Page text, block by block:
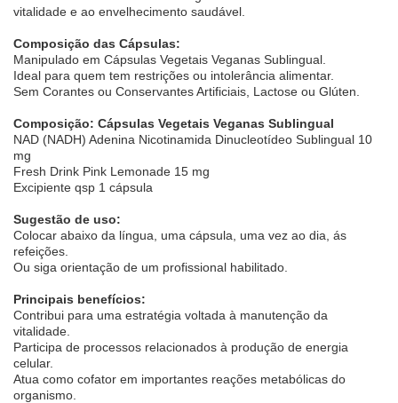
vitalidade e ao envelhecimento saudável.
Composição das Cápsulas:
Manipulado em Cápsulas Vegetais Veganas Sublingual.
Ideal para quem tem restrições ou intolerância alimentar.
Sem Corantes ou Conservantes Artificiais, Lactose ou Glúten.
Composição: Cápsulas Vegetais Veganas Sublingual
NAD (NADH) Adenina Nicotinamida Dinucleotídeo Sublingual 10
mg
Fresh Drink Pink Lemonade 15 mg
Excipiente qsp 1 cápsula
Sugestão de uso:
Colocar abaixo da língua, uma cápsula, uma vez ao dia, ás
refeições.
Ou siga orientação de um profissional habilitado.
Principais benefícios:
Contribui para uma estratégia voltada à manutenção da
vitalidade.
Participa de processos relacionados à produção de energia
celular.
Atua como cofator em importantes reações metabólicas do
organismo.